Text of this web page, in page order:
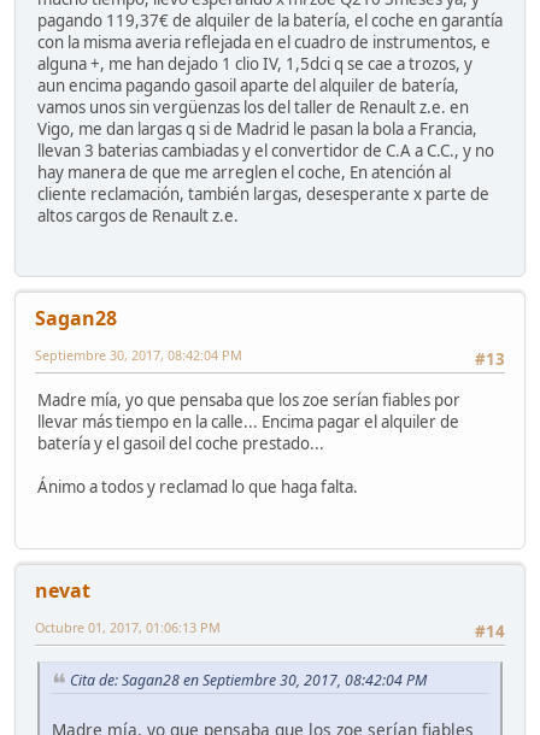
pagando 119,37€ de alquiler de la batería, el coche en garantía
con la misma averia reflejada en el cuadro de instrumentos, e
alguna +, me han dejado 1 clio IV, 1,5dci q se cae a trozos, y
aun encima pagando gasoil aparte del alquiler de batería,
vamos unos sin vergüenzas los del taller de Renault z.e. en
Vigo, me dan largas q si de Madrid le pasan la bola a Francia,
llevan 3 baterias cambiadas y el convertidor de C.A a C.C., y no
hay manera de que me arreglen el coche, En atención al
cliente reclamación, también largas, desesperante x parte de
altos cargos de Renault z.e.
Sagan28
#13
Septiembre 30, 2017, 08:42:04 PM
Madre mía, yo que pensaba que los zoe serían fiables por
llevar más tiempo en la calle... Encima pagar el alquiler de
batería y el gasoil del coche prestado...
Ánimo a todos y reclamad lo que haga falta.
nevat
#14
Octubre 01, 2017, 01:06:13 PM
Cita de: Sagan28 en Septiembre 30, 2017, 08:42:04 PM
Madre mía, yo que pensaba que los zoe serían fiables